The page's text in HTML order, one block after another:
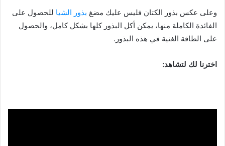
وعلى عكس بذور الكتان فليس عليك مضغ بذور الشيا للحصول على
الفائدة الكاملة منها، يمكن أكل البذور كلها بشكل كامل، والحصول
على الطاقة الغنية في هذه البذور.
اخترنا لك لتشاهد: